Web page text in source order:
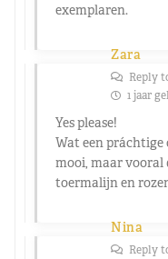
exemplaren.
Zara
Reply
1 jaar
Yes please!
Wat een
mooi, maar vooral
toermalijn en
Nina
Reply